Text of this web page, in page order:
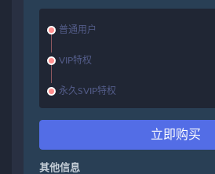
普通用户
VIP特权
永久SVIP特权
立即购买
其他信息